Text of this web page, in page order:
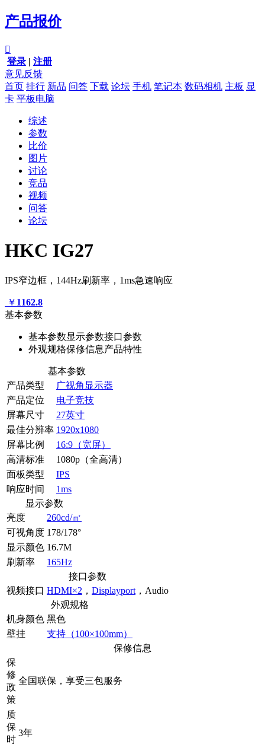
产品报价

登录 | 注册
意见反馈
首页 排行 新品 问答 下载 论坛 手机 笔记本 数码相机 主板 显
卡 平板电脑
综述
参数
比价
图片
讨论
竞品
视频
问答
论坛
HKC IG27
IPS窄边框，144Hz刷新率，1ms急速响应
￥ 1162.8
基本参数
基本参数显示参数接口参数
外观规格保修信息产品特性
基本参数
产品类型
广视角显示器
产品定位
电子竞技
屏幕尺寸
27英寸
最佳分辨率 1920x1080
屏幕比例
16:9（宽屏）
高清标准
1080p（全高清）
面板类型
IPS
响应时间
1ms
显示参数
亮度
260cd/㎡
可视角度 178/178°
显示颜色 16.7M
刷新率
165Hz
接口参数
视频接口 HDMI×2 ， Displayport ，Audio
外观规格
机身颜色 黑色
壁挂
支持（100×100mm）
保修信息
保
修
政
策
全国联保，享受三包服务
质
保
时
3年